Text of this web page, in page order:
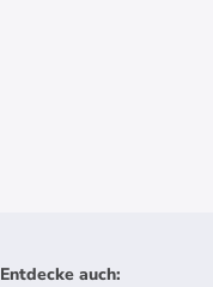
Entdecke auch: